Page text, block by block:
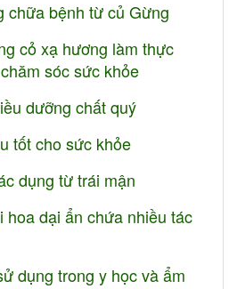
chữa bệnh từ củ Gừng
cỏ xạ hương làm thực
sóc sức khỏe
dưỡng chất quý
tốt cho sức khỏe
dụng từ trái mận
hoa dại ẩn chứa nhiều tác
dụng trong y học và ẩm